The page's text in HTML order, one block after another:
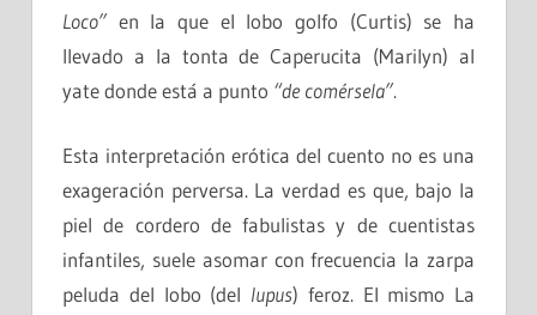
Loco” en la que el lobo golfo (Curtis) se ha
llevado a la tonta deCaperucita (Marilyn) al
yate donde está a punto “de comérsela”.
Esta interpretación erótica del cuento no es una
exageración perversa. La verdad es que, bajo la
piel de cordero de fabulistas y de cuentistas
infantiles, suele asomar con frecuencia la zarpa
peluda del lobo (del lupus) feroz. El mismo La